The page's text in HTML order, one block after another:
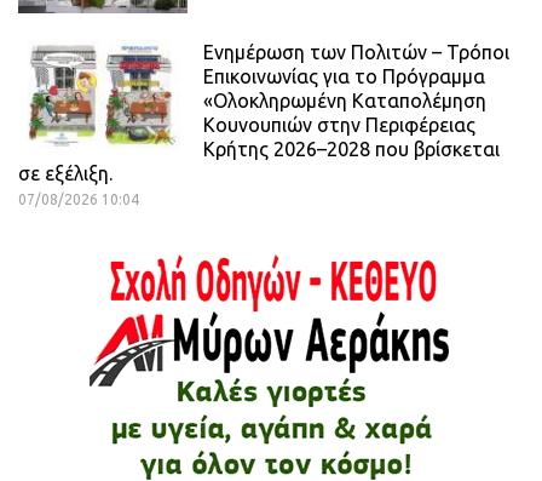
Ενημέρωση των Πολιτών – Τρόποι
Επικοινωνίας για το Πρόγραμμα
«Ολοκληρωμένη Καταπολέμηση
Κουνουπιών στην Περιφέρειας
Κρήτης 2026–2028 που βρίσκεται
σε εξέλιξη.
07/08/2026 10:04